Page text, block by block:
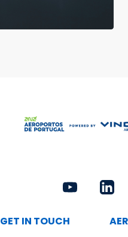
GET IN TOUCH